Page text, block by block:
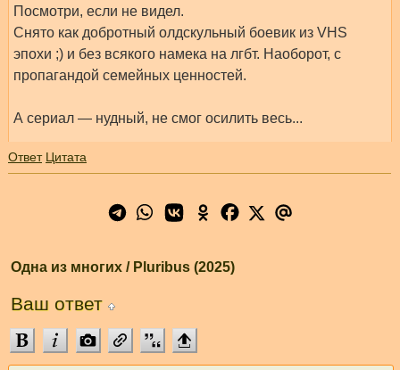
Посмотри, если не видел.
Снято как добротный олдскульный боевик из VHS
эпохи ;) и без всякого намека на лгбт. Наоборот, с
пропагандой семейных ценностей.
А сериал — нудный, не смог осилить весь...
Ответ Цитата
Одна из многих / Pluribus (2025)
Ваш ответ